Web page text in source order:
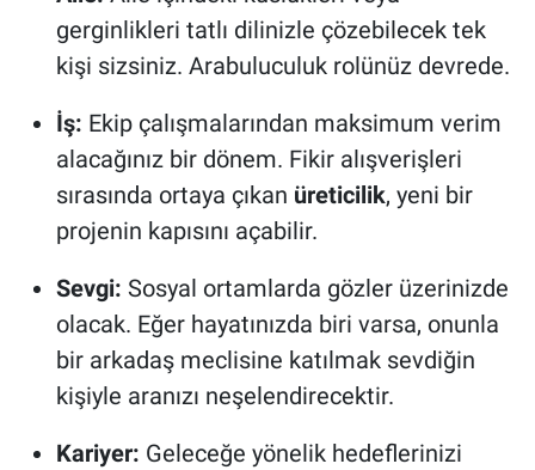
gerginlikleri tatlı dilinizle çözebilecek tek
kişi sizsiniz. Arabuluculuk rolünüz devrede.
İş: Ekip çalışmalarından maksimum verim
alacağınız bir dönem. Fikir alışverişleri
sırasında ortaya çıkan üreticilik, yeni bir
projenin kapısını açabilir.
Sevgi: Sosyal ortamlarda gözler üzerinizde
olacak. Eğer hayatınızda biri varsa, onunla
bir arkadaş meclisine katılmak sevdiğin
kişiyle aranızı neşelendirecektir.
Kariyer: Geleceğe yönelik hedeflerinizi